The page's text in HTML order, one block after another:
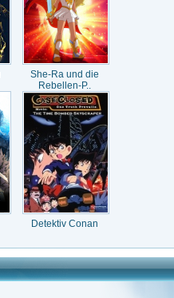
She-Ra und die
Rebellen-P..
Detektiv Conan